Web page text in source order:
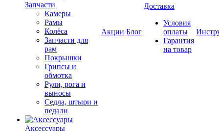
Запчасти
Камеры
Рамы
Колёса
Запчасти для
рам
Покрышки
Грипсы и
обмотка
Рули, рога и
выносы
Седла, штыри и
педали
Аксессуары
Акции Блог
Доставка
Условия
оплаты
Гарантия
на товар